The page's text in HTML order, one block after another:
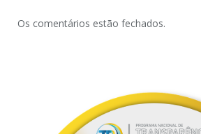
Os comentários estão fechados.